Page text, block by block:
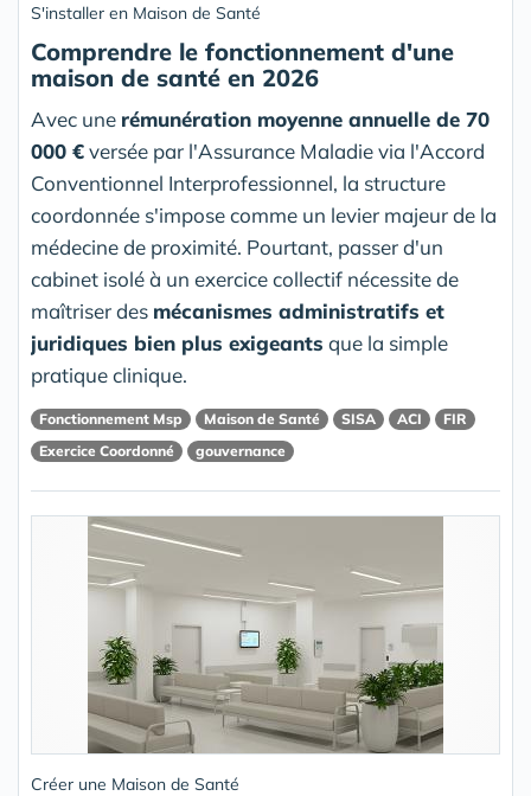
S'installer en Maison de Santé
Comprendre le fonctionnement d'une
maison de santé en 2026
Avec une rémunération moyenne annuelle de 70
000 €versée par l'Assurance Maladie via l'Accord
Conventionnel Interprofessionnel, la structure
coordonnée s'impose comme un levier majeur de la
médecine de proximité. Pourtant, passer d'un
cabinet isolé à un exercice collectif nécessite de
maîtriser des mécanismes administratifs et
juridiques bien plus exigeants que la simple
pratique clinique.
Fonctionnement Msp Maison de Santé SISA ACI
FIR
Exercice Coordonné
gouvernance
Créer une Maison de Santé